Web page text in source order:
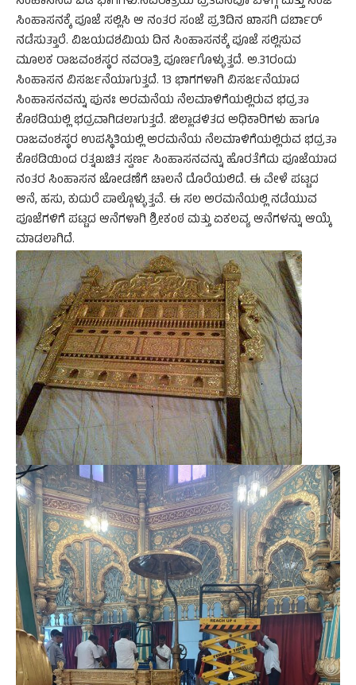
ಸಿಂಹಾಸನಕ್ಕೆ ಪೂಜೆ ಸಲ್ಲಿಸಿ ಆ ನಂತರ ಸಂಜೆ ಪ್ರತಿದಿನ ಖಾಸಗಿ ದರ್ಬಾರ್
ನಡೆಸುತ್ತಾರೆ. ವಿಜಯದಶಮಿಯ ದಿನ ಸಿಂಹಾಸನಕ್ಕೆ ಪೂಜೆ ಸಲ್ಲಿಸುವ
ಮೂಲಕ ರಾಜವಂಶಸ್ಥರ ನವರಾತ್ರಿ ಪೂರ್ಣಗೊಳ್ಳುತ್ತದೆ. ಅ.31ರಂದು
ಸಿಂಹಾಸನ ವಿಸರ್ಜನೆಯಾಗುತ್ತದೆ. 13 ಭಾಗಗಳಾಗಿ ವಿಸರ್ಜನೆಯಾದ
ಸಿಂಹಾಸನವನ್ನು ಪುನಃ ಅರಮನೆಯ ನೆಲಮಾಳಿಗೆಯಲ್ಲಿರುವ ಭದ್ರತಾ
ಕೊಠಡಿಯಲ್ಲಿ ಭದ್ರವಾಗಿಡಲಾಗುತ್ತದೆ. ಜಿಲ್ಲಾಡಳಿತದ ಅಧಿಕಾರಿಗಳು ಹಾಗೂ
ರಾಜವಂಶಸ್ಥರ ಉಪಸ್ಥಿತಿಯಲ್ಲಿ ಅರಮನೆಯ ನೆಲಮಾಳಿಗೆಯಲ್ಲಿರುವ ಭದ್ರತಾ
ಕೊಠಡಿಯಿಂದ ರತ್ನಖಚಿತ ಸ್ವರ್ಣ ಸಿಂಹಾಸನವನ್ನು ಹೊರತೆಗೆದು ಪೂಜೆಯಾದ
ನಂತರ ಸಿಂಹಾಸನ ಜೋಡಣೆಗೆ ಚಾಲನೆ ದೊರೆಯಲಿದೆ. ಈ ವೇಳೆ ಪಟ್ಟದ
ಆನೆ, ಹಸು, ಕುದುರೆ ಪಾಲ್ಗೊಳ್ಳುತ್ತವೆ. ಈ ಸಲ ಅರಮನೆಯಲ್ಲಿ ನಡೆಯುವ
ಪೂಜೆಗಳಿಗೆ ಪಟ್ಟದ ಆನೆಗಳಾಗಿ ಶ್ರೀಕಂಠ ಮತ್ತು ಏಕಲವ್ಯ ಆನೆಗಳನ್ನು ಆಯ್ಕೆ
ಮಾಡಲಾಗಿದೆ.